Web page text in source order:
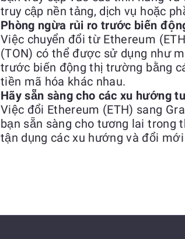
truy cập nền tảng, dịch vụ hoặc
Phòng ngừa rủi ro trước biến
Việc chuyển đổi từ Ethereum
(TON) có thể được sử dụng như
trước biến động thị trường bằng
tiền mã hóa khác nhau.
Hãy sẵn sàng cho các xu hướng
Việc đổi Ethereum (ETH) sang
bạn sẵn sàng cho tương lai trong
tận dụng các xu hướng và đổi